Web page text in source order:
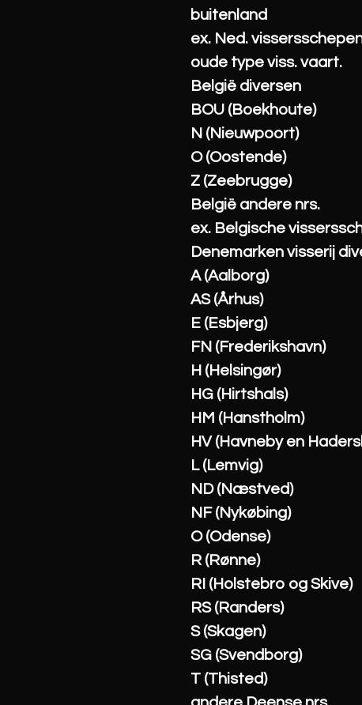
buitenland
ex. Ned.
oude type viss. vaart.
België diversen
BOU (Boekhoute)
N (Nieuwpoort)
O (Oostende)
Z (Zeebrugge)
België andere nrs.
ex. Belgische
Denemarken visserij
A (Aalborg)
AS (Århus)
E (Esbjerg)
FN (Frederikshavn)
H (Helsingør)
HG (Hirtshals)
HM (Hanstholm)
HV (Havneby en
L (Lemvig)
ND (Næstved)
NF (Nykøbing)
O (Odense)
R (Rønne)
RI (Holstebro og Skive)
RS (Randers)
S (Skagen)
SG (Svendborg)
T (Thisted)